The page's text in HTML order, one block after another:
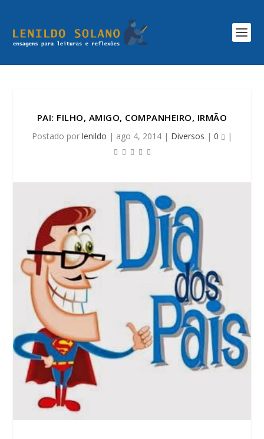
PAI: FILHO, AMIGO, COMPANHEIRO, IRMÃO
Postado por lenildo | ago 4, 2014 | Diversos | 0 |